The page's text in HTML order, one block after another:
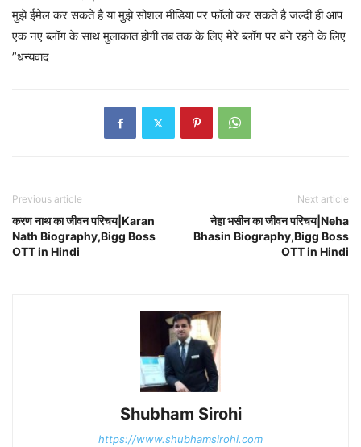
मुझे ईमेल कर सकते है या मुझे सोशल मीडिया पर फॉलो कर सकते है जल्दी ही आप
एक नए ब्लॉग के साथ मुलाकात होगी तब तक के लिए मेरे ब्लॉग पर बने रहने के लिए
”धन्यवाद
Previous article
करण नाथ का जीवन परिचय|Karan
Nath Biography,Bigg Boss
OTT in Hindi
Next article
नेहा भसीन का जीवन परिचय|Neha
Bhasin Biography,Bigg Boss
OTT in Hindi
Shubham Sirohi
https://www.shubhamsirohi.com